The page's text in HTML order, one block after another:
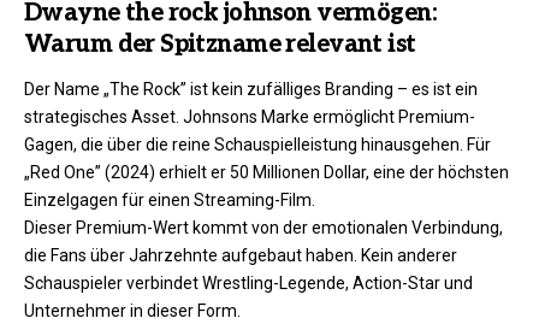
Dwayne the rock johnson vermögen:
Warum der Spitzname relevant ist
Der Name „The Rock” ist kein zufälliges Branding – es ist ein
strategisches Asset. Johnsons Marke ermöglicht Premium-
Gagen, die über die reine Schauspielleistung hinausgehen. Für
„Red One” (2024) erhielt er 50 Millionen Dollar, eine der höchsten
Einzelgagen für einen Streaming-Film.
Dieser Premium-Wert kommt von der emotionalen Verbindung,
die Fans über Jahrzehnte aufgebaut haben. Kein anderer
Schauspieler verbindet Wrestling-Legende, Action-Star und
Unternehmer in dieser Form.